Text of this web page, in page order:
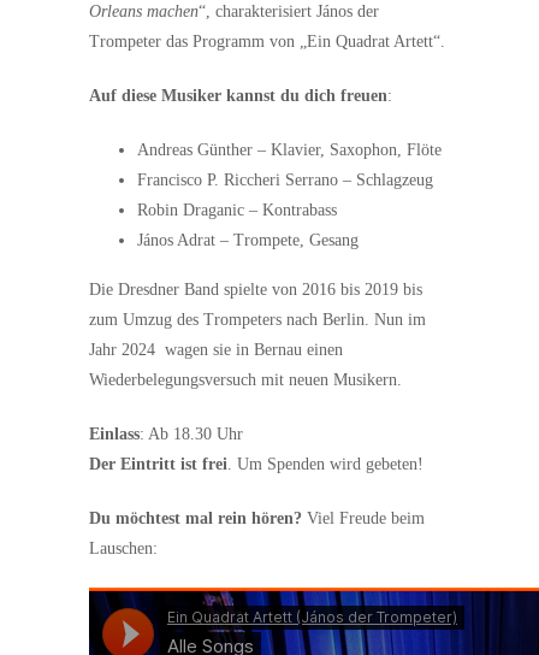
Orleans machen“, charakterisiert János der
Trompeter das Programm von „Ein Quadrat Artett“.
Auf diese Musiker kannst du dich freuen:
Andreas Günther – Klavier, Saxophon, Flöte
Francisco P. Riccheri Serrano – Schlagzeug
Robin Draganic – Kontrabass
János Adrat – Trompete, Gesang
Die Dresdner Band spielte von 2016 bis 2019 bis
zum Umzug des Trompeters nach Berlin. Nun im
Jahr 2024 wagen sie in Bernau einen
Wiederbelegungsversuch mit neuen Musikern.
Einlass: Ab 18.30 Uhr
Der Eintritt ist frei . Um Spenden wird gebeten!
Du möchtest mal rein hören? Viel Freude beim
Lauschen: